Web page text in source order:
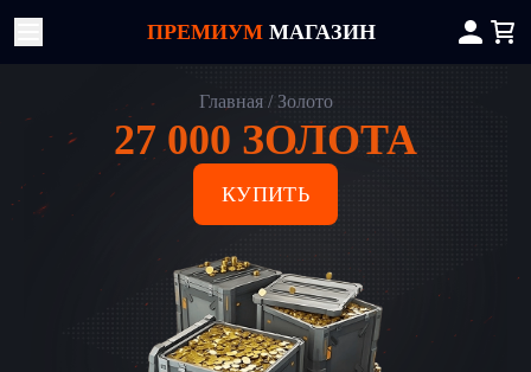
ПРЕМИУМ МАГАЗИН
Главная Золото
27 000 ЗОЛОТА
КУПИТЬ